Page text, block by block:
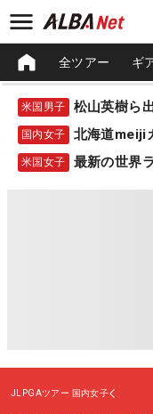
全ツアー ギ
米国男子
国内女子 北海道meiji
米国女子 最新の世界
JLPGAツアー 国内女子